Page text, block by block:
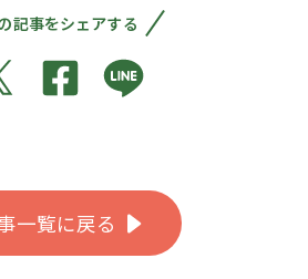
記事をシェアする
一覧に戻る